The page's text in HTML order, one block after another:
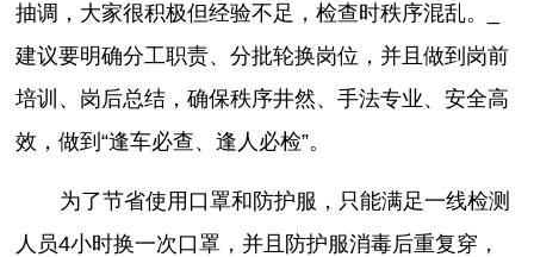
抽调，大家很积极但经验不足，检查时秩序混乱。_
建议要明确分工职责、分批轮换岗位，并且做到岗前
培训、岗后总结，确保秩序井然、手法专业、安全高
效，做到“逢车必查、逢人必检”。
为了节省使用口罩和防护服，只能满足一线检测
人员4小时换一次口罩，并且防护服消毒后重复穿，